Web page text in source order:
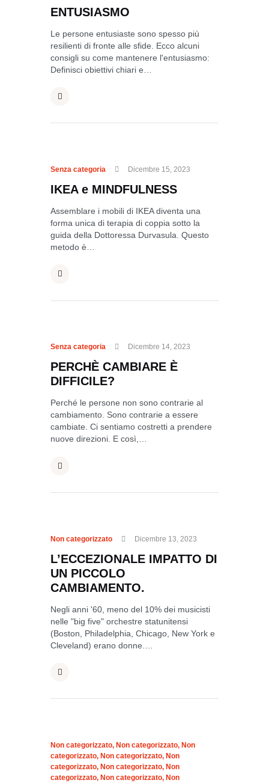
ENTUSIASMO
Le persone entusiaste sono spesso più
resilienti di fronte alle sfide. Ecco alcuni
consigli su come mantenere l'entusiasmo:
Definisci obiettivi chiari e…
Senza categoria Dicembre 15, 2023
IKEA e MINDFULNESS
Assemblare i mobili di IKEA diventa una
forma unica di terapia di coppia sotto la
guida della Dottoressa Durvasula. Questo
metodo è…
Senza categoria Dicembre 14, 2023
PERCHÈ CAMBIARE È
DIFFICILE?
Perché le persone non sono contrarie al
cambiamento. Sono contrarie a essere
cambiate. Ci sentiamo costretti a prendere
nuove direzioni. E così,…
Non categorizzato Dicembre 13, 2023
L’ECCEZIONALE IMPATTO DI
UN PICCOLO
CAMBIAMENTO.
Negli anni '60, meno del 10% dei musicisti
nelle "big five" orchestre statunitensi
(Boston, Philadelphia, Chicago, New York e
Cleveland) erano donne.…
Non categorizzato, Non categorizzato, Non
categorizzato, Non categorizzato, Non
categorizzato, Non categorizzato, Non
categorizzato, Non categorizzato, Non